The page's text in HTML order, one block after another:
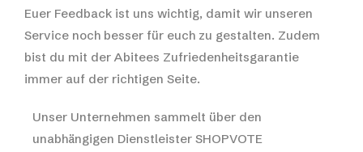
Euer Feedback ist uns wichtig, damit wir unseren
Service noch besser für euch zu gestalten. Zudem
bist du mit der Abitees Zufriedenheitsgarantie
immer auf der richtigen Seite.
Unser Unternehmen sammelt über den
unabhängigen Dienstleister SHOPVOTE